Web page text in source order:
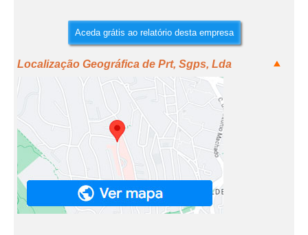
Aceda grátis ao relatório desta empresa
Localização Geográfica de Prt, Sgps, Lda